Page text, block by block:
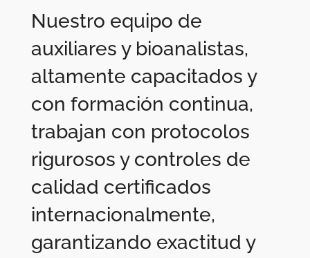
Nuestro equipo de
auxiliares y bioanalistas,
altamente capacitados y
con formación continua,
trabajan con protocolos
rigurosos y controles de
calidad certificados
internacionalmente,
garantizando exactitud y